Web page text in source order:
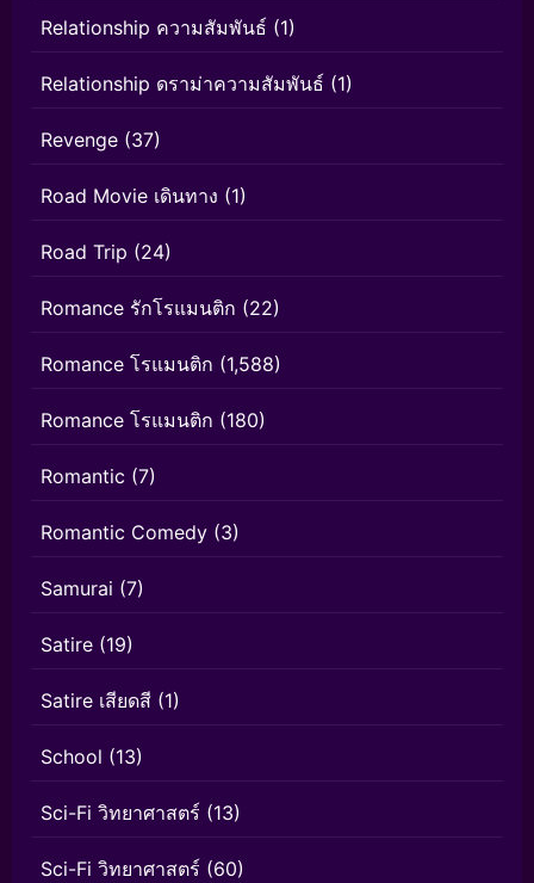
Relationship ความสัมพันธ์ (1)
Relationship ดราม่าความสัมพันธ์ (1)
Revenge (37)
Road Movie เดินทาง (1)
Road Trip (24)
Romance รักโรแมนติก (22)
Romance โรแมนติก (1,588)
Romance โรแมนติก (180)
Romantic (7)
Romantic Comedy (3)
Samurai (7)
Satire (19)
Satire เสียดสี (1)
School (13)
Sci-Fi วิทยาศาสตร์ (13)
Sci-Fi วิทยาศาสตร์ (60)